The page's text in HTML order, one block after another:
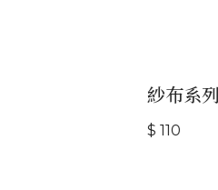
紗布系列-
$ 110